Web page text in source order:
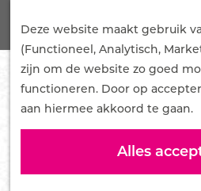
Deze website maakt gebruik
(Functioneel, Analytisch,
zijn om de website zo goed
functioneren. Door op
aan hiermee akkoord te gaan.
Alles
n
Z
o
e
k
e
n
M
e
n
u
Mediakit
Pers en
Nieuws
Team
Bestuur